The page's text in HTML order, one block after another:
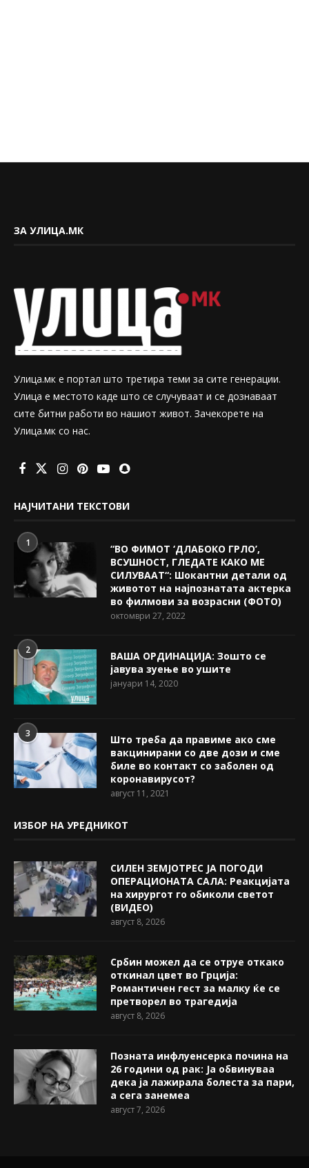
ЗА УЛИЦА.МК
Улица.мк е портал што третира теми за сите генерации.
Улица е местото каде што се случуваат и се дознаваат
сите битни работи во нашиот живот. Зачекорете на
Улица.мк со нас.
НАЈЧИТАНИ ТЕКСТОВИ
1
“ВО ФИМОТ ‘ДЛАБОКО ГРЛО’,
ВСУШНОСТ, ГЛЕДАТЕ КАКО МЕ
СИЛУВААТ“: Шокантни детали од
животот на најпознатата актерка
во филмови за возрасни (ФОТО)
октомври 27, 2022
2
ВАША ОРДИНАЦИЈА: Зошто се
јавува зуење во ушите
јануари 14, 2020
3
Што треба да правиме ако сме
вакцинирани со две дози и сме
биле во контакт со заболен од
коронавирусот?
август 11, 2021
ИЗБОР НА УРЕДНИКОТ
СИЛЕН ЗЕМЈОТРЕС ЈА ПОГОДИ
ОПЕРАЦИОНАТА САЛА: Реакцијата
на хирургот го обиколи светот
(ВИДЕО)
август 8, 2026
Србин можел да се отруе откако
откинал цвет во Грција:
Романтичен гест за малку ќе се
претворел во трагедија
август 8, 2026
Позната инфлуенсерка почина на
26 години од рак: Ја обвинуваа
дека ја лажирала болеста за пари,
а сега занемеа
август 7, 2026